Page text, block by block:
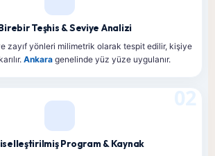
Teşhis & Seviye Analizi
zayıf yönleri milimetrik olarak tespit edilir, kişiye
Ankara genelinde yüz yüze uygulanır.
02
Program & Kaynak